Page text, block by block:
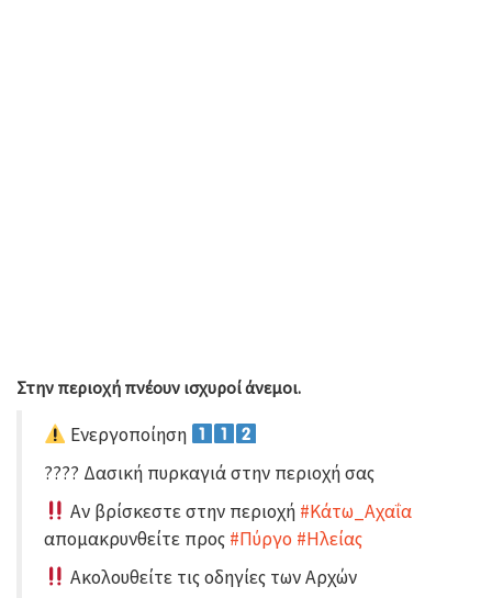
Στην περιοχή πνέουν ισχυροί άνεμοι.
Ενεργοποίηση
???? Δασική πυρκαγιά στην περιοχή σας
Αν βρίσκεστε στην περιοχή #Κάτω_Αχαΐα
απομακρυνθείτε προς #Πύργο #Ηλείας
Ακολουθείτε τις οδηγίες των Αρχών